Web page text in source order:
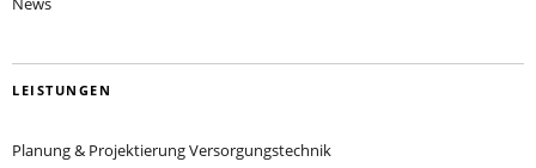
LEISTUNGEN
Planung & Projektierung Versorgungstechnik